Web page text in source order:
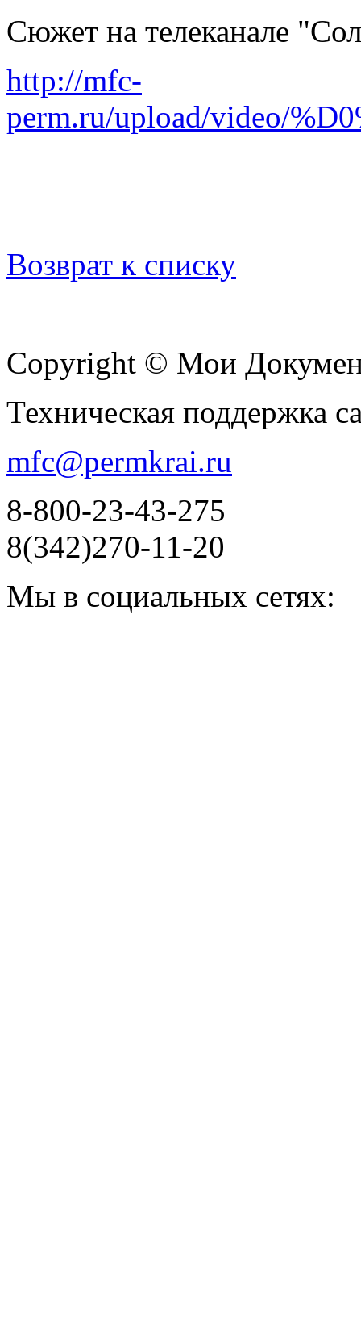
Сюжет на телеканале
http://mfc-
perm.ru/upload/video/
Возврат к списку
Copyright © Мои
Техническая поддержка
mfc@permkrai.ru
8-800-23-43-275
8(342)270-11-20
Мы в социальных сетях: